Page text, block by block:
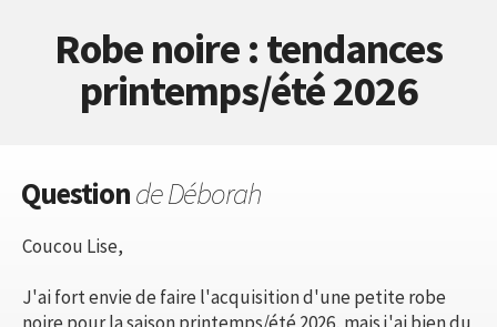
Robe noire : tendances
printemps/été 2026
Questionde Déborah
Coucou Lise,
J'ai fort envie de faire l'acquisition d'une petite robe